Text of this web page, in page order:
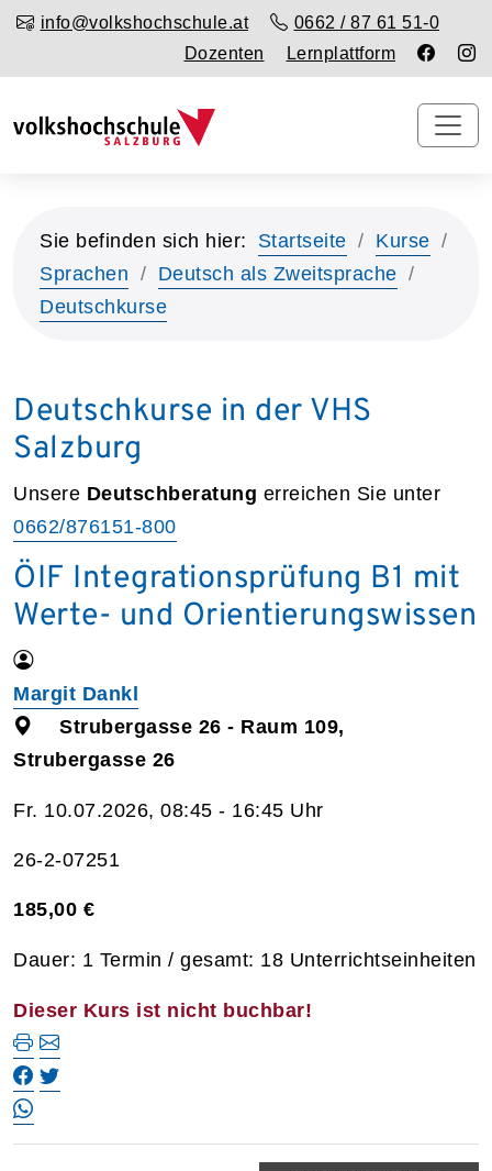
info@volkshochschule.at
0662 / 87 61 51-0
Dozenten
Lernplattform
Sie befinden sich hier: Startseite
Kurse
Sprachen
Deutsch als Zweitsprache
Deutschkurse
Deutschkurse in der VHS
Salzburg
Unsere Deutschberatung erreichen Sie unter
0662/876151-800
ÖIF Integrationsprüfung B1 mit
Werte- und Orientierungswissen
Margit Dankl
Strubergasse 26 - Raum 109,
Strubergasse 26
Fr. 10.07.2026, 08:45 - 16:45 Uhr
26-2-07251
185,00 €
Dauer: 1 Termin / gesamt: 18 Unterrichtseinheiten
Dieser Kurs ist nicht buchbar!